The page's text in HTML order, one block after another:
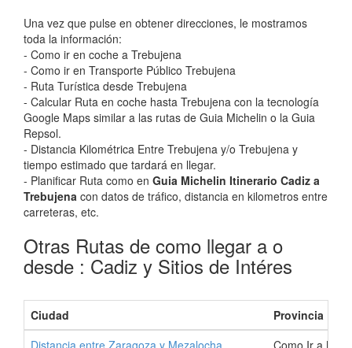
Una vez que pulse en obtener direcciones, le mostramos
toda la información:
- Como ir en coche a Trebujena
- Como ir en Transporte Público Trebujena
- Ruta Turística desde Trebujena
- Calcular Ruta en coche hasta Trebujena con la tecnología
Google Maps similar a las rutas de Guia Michelin o la Guia
Repsol.
- Distancia Kilométrica Entre Trebujena y/o Trebujena y
tiempo estimado que tardará en llegar.
- Planificar Ruta como en Guia Michelin Itinerario Cadiz a
Trebujena con datos de tráfico, distancia en kilometros entre
carreteras, etc.
Otras Rutas de como llegar a o
desde : Cadiz y Sitios de Intéres
Ciudad
Provincia
Distancia entre Zaragoza y Mezalocha
Como Ir a